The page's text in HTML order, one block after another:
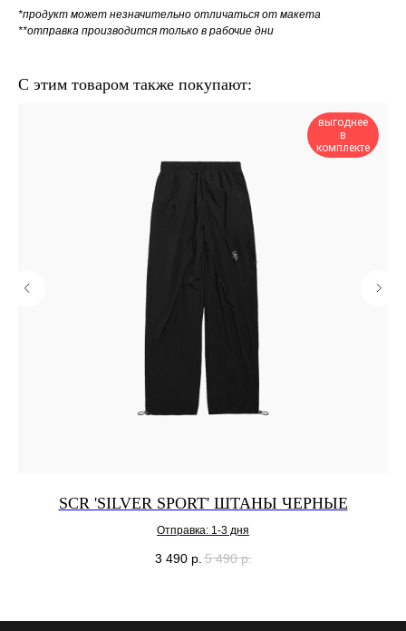
*продукт может незначительно отличаться от макета
**отправка производится только в рабочие дни
С этим товаром также покупают:
выгоднее
в
комплекте
SCR 'SILVER SPORT' ШТАНЫ ЧЕРНЫЕ
Отправка: 1-3 дня
3 490 р. 5 490 р.